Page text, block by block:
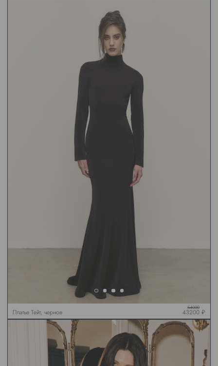
Платье Тейт, черное
54000
43200 ₽